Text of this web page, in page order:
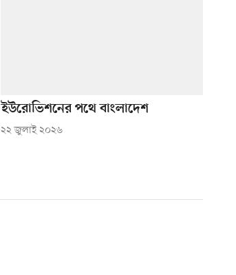
ইউরোভিশনের পথে বাংলাদেশ
২২ জুলাই ২০২৬